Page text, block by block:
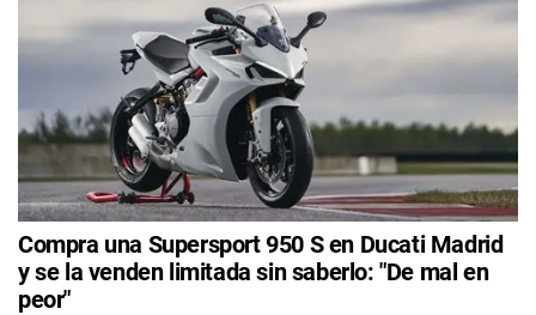
Compra una Supersport 950 S en Ducati Madrid
y se la venden limitada sin saberlo: "De mal en
peor"